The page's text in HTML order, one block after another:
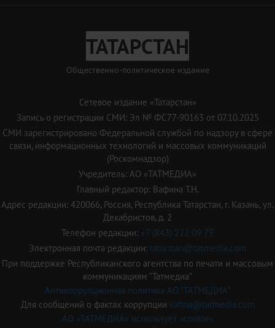
ТАТАРСТАН
Общественно-политическое издание
Сетевое издание «Татарстан»
Запись о регистрации СМИ: Эл № ФС77-90163 от 07.10.2025
СМИ зарегистрировано Федеральной службой по надзору в сфере
связи, информационных технологий и массовых коммуникаций
(Роскомнадзор)
Учредитель: АО «ТАТМЕДИА»
Главный редактор: Вафина Т.Н.
Адрес редакции: 420066, Россия, Республика Татарстан, г. Казань, ул.
Декабристов, д. 2
Телефон редакции: +7 (843) 222 09 79
Электронная почта редакции: tatarstan@tatmedia.com
При поддержке Республиканского агентства по печати и массовым
коммуникациям "Татмедиа"
Антикоррупционная политика АО "ТАТМЕДИА"
Для сообщений о фактах коррупции vafina@tatmedia.com
АО «ТАТМЕДИА» использует «cookie»